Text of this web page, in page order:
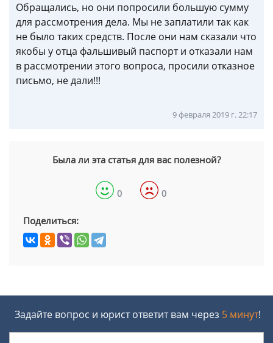
Обращались, но они попросили большую сумму
для рассмотрения дела. Мы не заплатили так как
не было таких средств. После они нам сказали что
якобы у отца фальшивый паспорт и отказали нам
в рассмотрении этого вопроса, просили отказное
письмо, не дали!!!
9 февраля 2019 г. 22:17
Была ли эта статья для вас полезной?
0 0
Поделиться:
Задайте вопрос и юрист ответит вам через 5 минут!